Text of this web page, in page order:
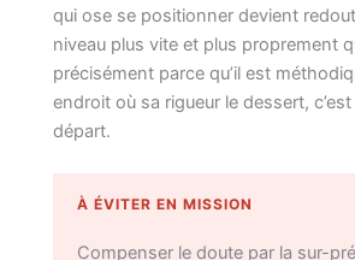
qui ose se positionner devient
niveau plus vite et plus proprement
précisément parce qu’il est
endroit où sa rigueur le dessert,
départ.
À ÉVITER EN MISSION
Compenser le doute par la sur-